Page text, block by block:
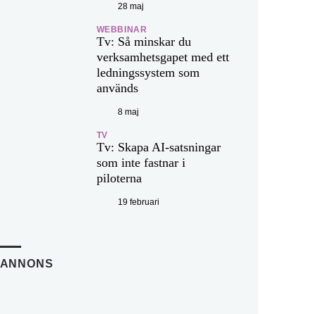
28 maj
WEBBINAR
Tv: Så minskar du
verksamhetsgapet med ett
ledningssystem som
används
8 maj
TV
Tv: Skapa AI-satsningar
som inte fastnar i
piloterna
19 februari
ANNONS